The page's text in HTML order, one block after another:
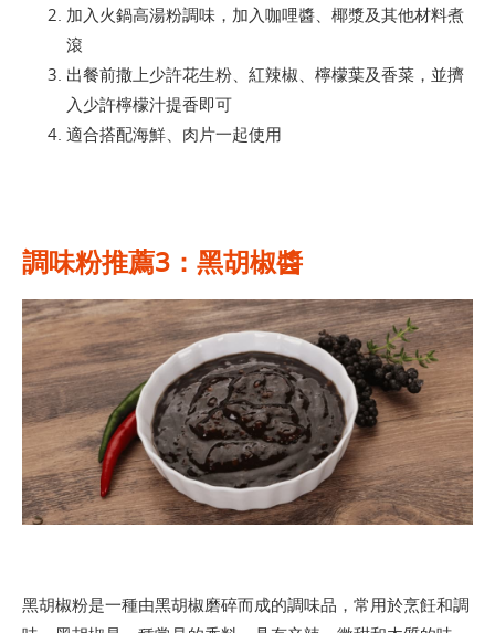
加入火鍋高湯粉調味，加入咖哩醬、椰漿及其他材料煮
滾
出餐前撒上少許花生粉、紅辣椒、檸檬葉及香菜，並擠
入少許檸檬汁提香即可
適合搭配海鮮、肉片一起使用
調味粉推薦3：黑胡椒醬
黑胡椒粉是一種由黑胡椒磨碎而成的調味品，常用於烹飪和調